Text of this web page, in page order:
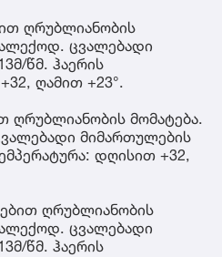
ღრუბლიანობის
ცვალებადი
წმ. ჰაერის
ღამით +23°.
ღრუბლიანობის მომატება.
მიმართულების
დღისით +32,
ღრუბლიანობის
ცვალებადი
წმ. ჰაერის